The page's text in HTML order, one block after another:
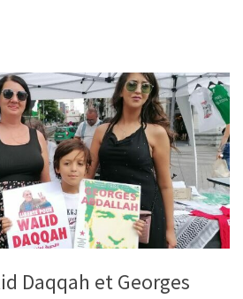
Daqqah et Georges